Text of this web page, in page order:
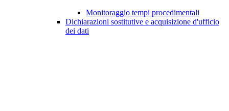
Monitoraggio tempi procedimentali
Dichiarazioni sostitutive e acquisizione d'ufficio
dei dati